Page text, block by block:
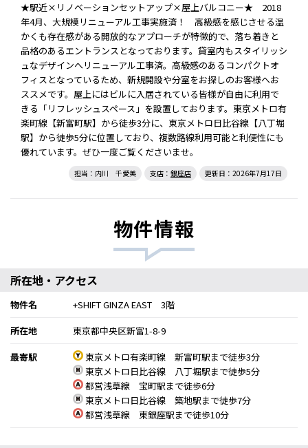
★駅近×リノベーションセットアップ×屋上バルコニー★ 2018
年4月、大規模リニューアル工事実施済！ 高級感を感じさせる温
かくも存在感がある開放的なアプローチが特徴的で、落ち着きと
品格のあるエントランスとなっております。貸室内もスタイリッシ
ュなデザインへリニューアル工事済。高級感のあるコンパクトオ
フィスとなっているため、新規開設や分室をお探しのお客様へお
ススメです。屋上にはビルに入居されている皆様が自由に利用で
きる「リフレッシュスペース」を設置しております。東京メトロ有
楽町線【新富町駅】から徒歩3分に、東京メトロ日比谷線【八丁堀
駅】から徒歩5分に位置しており、複数路線利用可能と利便性にも
優れています。ぜひ一度ご覧くださいませ。
担当：内川 千愛美 支店： 銀座店 更新日：2026年7月17日
物件情報
所在地・アクセス
物件名
+SHIFT GINZA EAST 3階
所在地
東京都中央区新富1-8-9
最寄駅
東京メトロ有楽町線 新富町駅まで徒歩3分
東京メトロ日比谷線 八丁堀駅まで徒歩5分
都営浅草線 宝町駅まで徒歩6分
東京メトロ日比谷線 築地駅まで徒歩7分
都営浅草線 東銀座駅まで徒歩10分